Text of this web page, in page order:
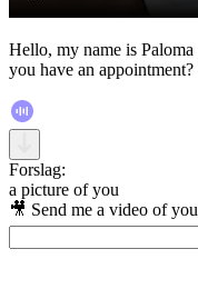
Hello, my name is Paloma
you have an
Forslag:
a picture of you
🎥 Send me a video of you